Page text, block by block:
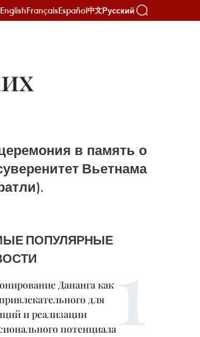
EnglishFrançaisEspañol中文Русский
в память о
Вьетнама
ПОПУЛЯРНЫЕ
Дананга как
для
и реализации
потенциала